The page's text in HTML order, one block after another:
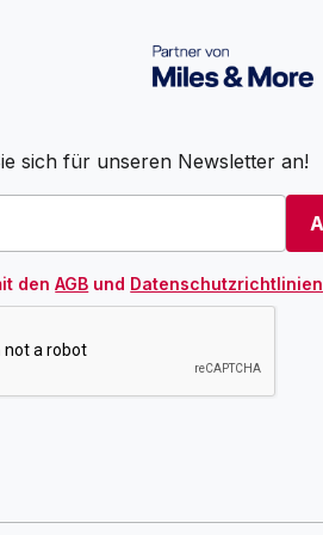
sich für unseren Newsletter an!
denAGB und Datenschutzrichtlinien